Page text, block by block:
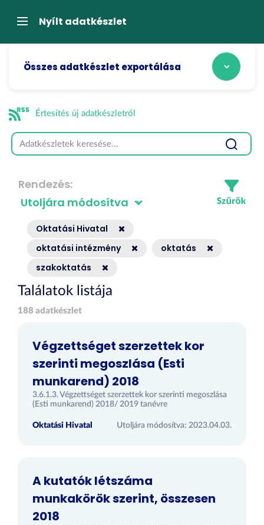
átugrásaNavigációNyílt adatkészlet
Összes adatkészlet exportálása
Értesítés új adatkészletről
Rendezés
Oktatási Hivatal
oktatási intézmény
oktatás
szakoktatás
Találatok listája
188 adatkészlet
Végzettséget szerzettek kor
szerinti megoszlása (Esti
munkarend) 2018
3.6.1.3. Végzettséget szerzettek kor szerinti megoszlása
(Esti munkarend) 2018/ 2019 tanévre
Oktatási Hivatal Utoljára módosítva: 2023.04.03.
A kutatók létszáma
munkakörök szerint, összesen
2018